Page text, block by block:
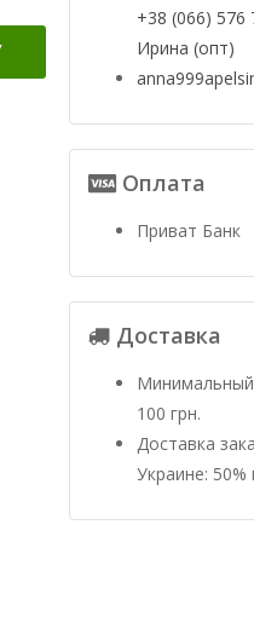
+38 (066) 576
Ирина (опт)
Оплата
Приват Банк
Доставка
Минимальный
100 грн.
Доставка
Украине: